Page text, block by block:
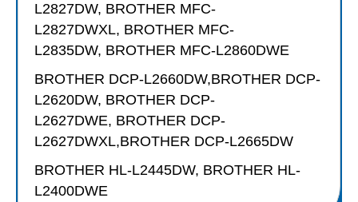
L2827DW, BROTHER MFC-
L2827DWXL, BROTHER MFC-
L2835DW, BROTHER MFC-L2860DWE
BROTHER DCP-L2660DW,BROTHER DCP-
L2620DW, BROTHER DCP-
L2627DWE, BROTHER DCP-
L2627DWXL,BROTHER DCP-L2665DW
BROTHER HL-L2445DW, BROTHER HL-
L2400DWE